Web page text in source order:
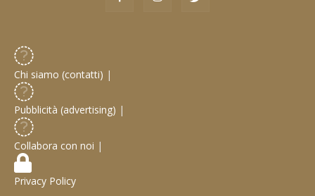
Chi siamo (contatti) |
Pubblicità (advertising) |
Collabora con noi |
Privacy Policy